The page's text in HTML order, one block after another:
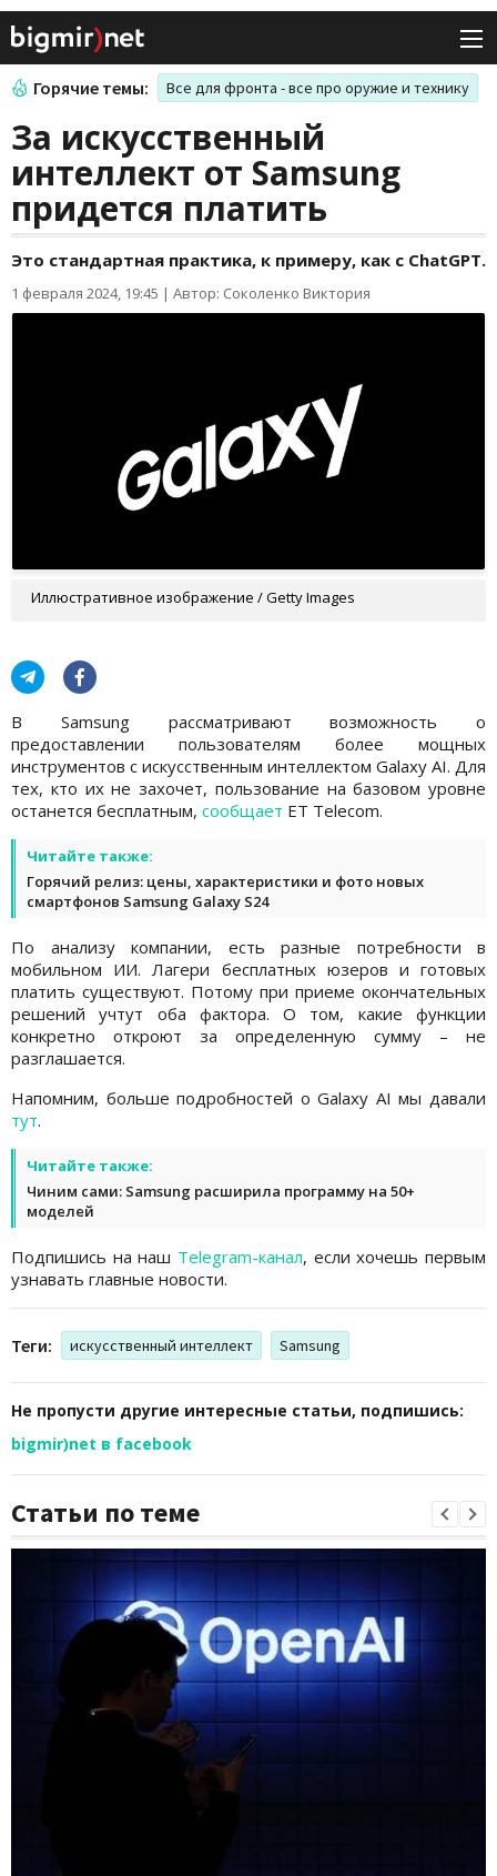
Горячие темы: Все для фронта - все про оружие и технику
За искусственный
интеллект от Samsung
придется платить
Это стандартная практика, к примеру, как с ChatGPT.
1 февраля 2024, 19:45 | Автор: Соколенко Виктория
Иллюстративное изображение / Getty Images
В Samsung рассматривают возможность о
предоставлении пользователям более мощных
инструментов с искусственным интеллектом Galaxy AI. Для
тех, кто их не захочет, пользование на базовом уровне
останется бесплатным, сообщает ET Telecom.
Читайте также:
Горячий релиз: цены, характеристики и фото новых
смартфонов Samsung Galaxy S24
По анализу компании, есть разные потребности в
мобильном ИИ. Лагери бесплатных юзеров и готовых
платить существуют. Потому при приеме окончательных
решений учтут оба фактора. О том, какие функции
конкретно откроют за определенную сумму – не
разглашается.
Напомним, больше подробностей о Galaxy AI мы давали
тут.
Читайте также:
Чиним сами: Samsung расширила программу на 50+
моделей
Подпишись на наш Telegram-канал, если хочешь первым
узнавать главные новости.
Теги: искусственный интеллект Samsung
Не пропусти другие интересные статьи, подпишись:
bigmir)net в facebook
Статьи по теме